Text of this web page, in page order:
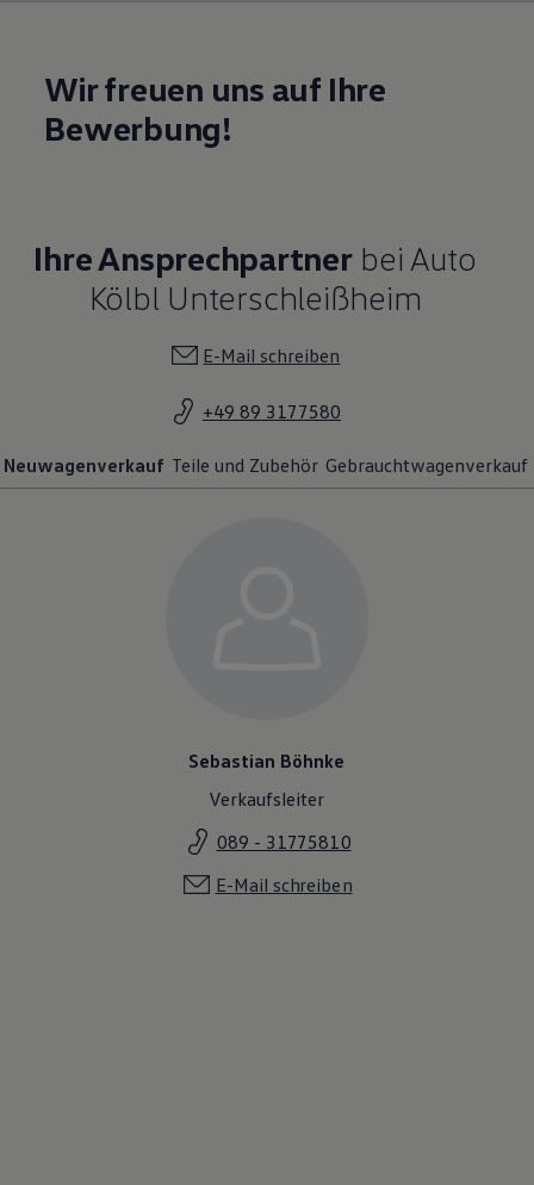
Wir freuen uns auf Ihre
Bewerbung!
Ihre Ansprechpartnerbei Auto
Kölbl Unterschleißheim
E-Mail schreiben
+49 89 3177580
Neuwagenverkauf Teile und Zubehör Gebrauchtwagenverkauf
Sebastian Böhnke
Verkaufsleiter
089 - 31775810
E-Mail schreiben